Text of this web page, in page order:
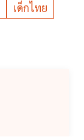
เด็กไทย